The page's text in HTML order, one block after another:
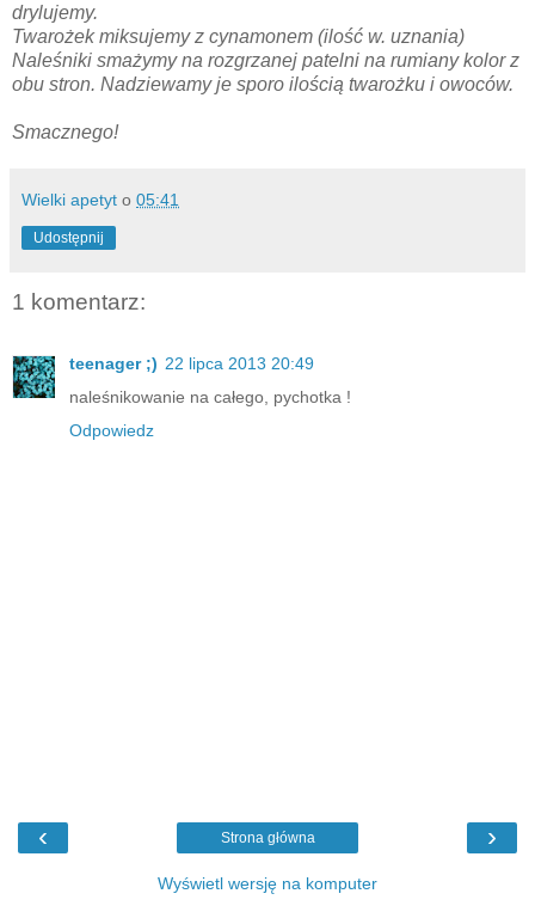
drylujemy.
Twarożek miksujemy z cynamonem (ilość w. uznania)
Naleśniki smażymy na rozgrzanej patelni na rumiany kolor z
obu stron. Nadziewamy je sporo ilością twarożku i owoców.
Smacznego!
Wielki apetyt o 05:41
Udostępnij
1 komentarz:
teenager ;) 22 lipca 2013 20:49
naleśnikowanie na całego, pychotka !
Odpowiedz
‹ ›
Strona główna
Wyświetl wersję na komputer